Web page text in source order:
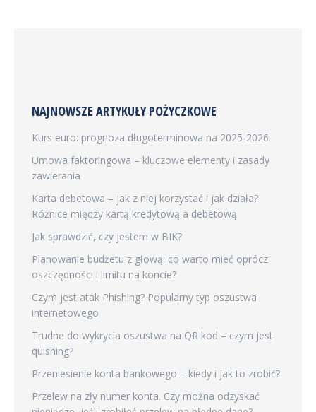
NAJNOWSZE ARTYKUŁY POŻYCZKOWE
Kurs euro: prognoza długoterminowa na 2025-2026
Umowa faktoringowa – kluczowe elementy i zasady
zawierania
Karta debetowa – jak z niej korzystać i jak działa?
Różnice między kartą kredytową a debetową
Jak sprawdzić, czy jestem w BIK?
Planowanie budżetu z głową: co warto mieć oprócz
oszczędności i limitu na koncie?
Czym jest atak Phishing? Popularny typ oszustwa
internetowego
Trudne do wykrycia oszustwa na QR kod – czym jest
quishing?
Przeniesienie konta bankowego – kiedy i jak to zrobić?
Przelew na zły numer konta. Czy można odzyskać